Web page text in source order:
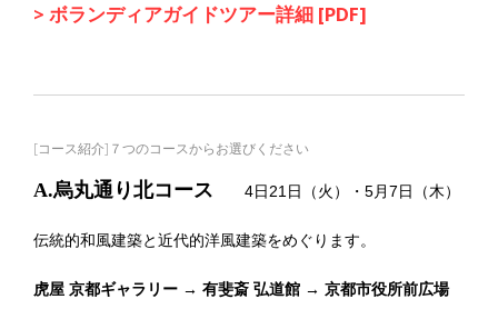
> ボランディアガイドツアー詳細 [PDF]
[コース紹介]７つのコースからお選びください
A.烏丸通り北コース 4日21日（火）・5月7日（木）
伝統的和風建築と近代的洋風建築をめぐります。
虎屋 京都ギャラリー → 有斐斎 弘道館 → 京都市役所前広場